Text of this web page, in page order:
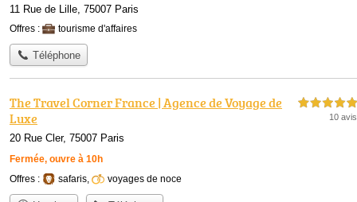
11 Rue de Lille, 75007 Paris
Offres : tourisme d'affaires
Téléphone
The Travel Corner France | Agence de Voyage de
Luxe
20 Rue Cler, 75007 Paris
Fermée, ouvre à 10h
5,0 étoiles sur 5
10 avis
Offres : safaris, voyages de noce